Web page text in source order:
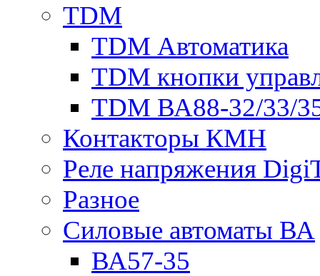
TDM
TDM Автоматика
TDM кнопки
TDM ВА88-32/33/
Контакторы КМН
Реле напряжения
Разное
Силовые автоматы ВА
ВА57-35